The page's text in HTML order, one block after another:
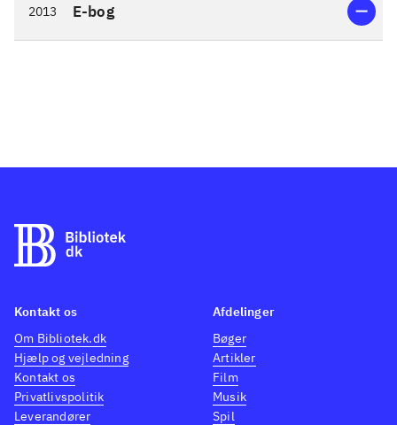
2013 E-bog
Kontakt os
Om Bibliotek.dk
Hjælp og vejledning
Kontakt os
Privatlivspolitik
Leverandører
Afdelinger
Bøger
Artikler
Film
Musik
Spil